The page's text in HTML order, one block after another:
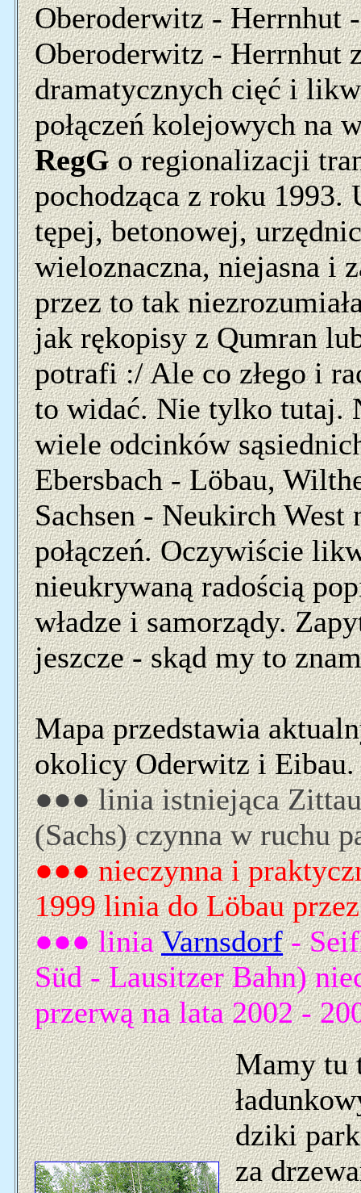
Oberoderwitz - Herrnhut
Oberoderwitz - Herrnhut
dramatycznych cięć i
połączeń kolejowych na
RegGo regionalizacji
pochodząca z roku 1993.
tępej, betonowej,
wieloznaczna, niejasna i
przez to tak
jak rękopisy z Qumran
potrafi :/ Ale co złego i
to widać. Nie tylko tutaj.
wiele odcinków
Ebersbach - Löbau,
Sachsen - Neukirch West
połączeń. Oczywiście
nieukrywaną radością
władze i samorządy.
jeszcze - skąd my to
Mapa przedstawia
okolicy Oderwitz i Eibau.
●●● linia istniejąca
(Sachs) czynna w ruchu
●●● nieczynna i
1999 linia do Löbau
●●● liniaVarnsdorf-
Süd - Lausitzer Bahn)
przerwą na lata 2002 -
Mamy tu
dziki
za